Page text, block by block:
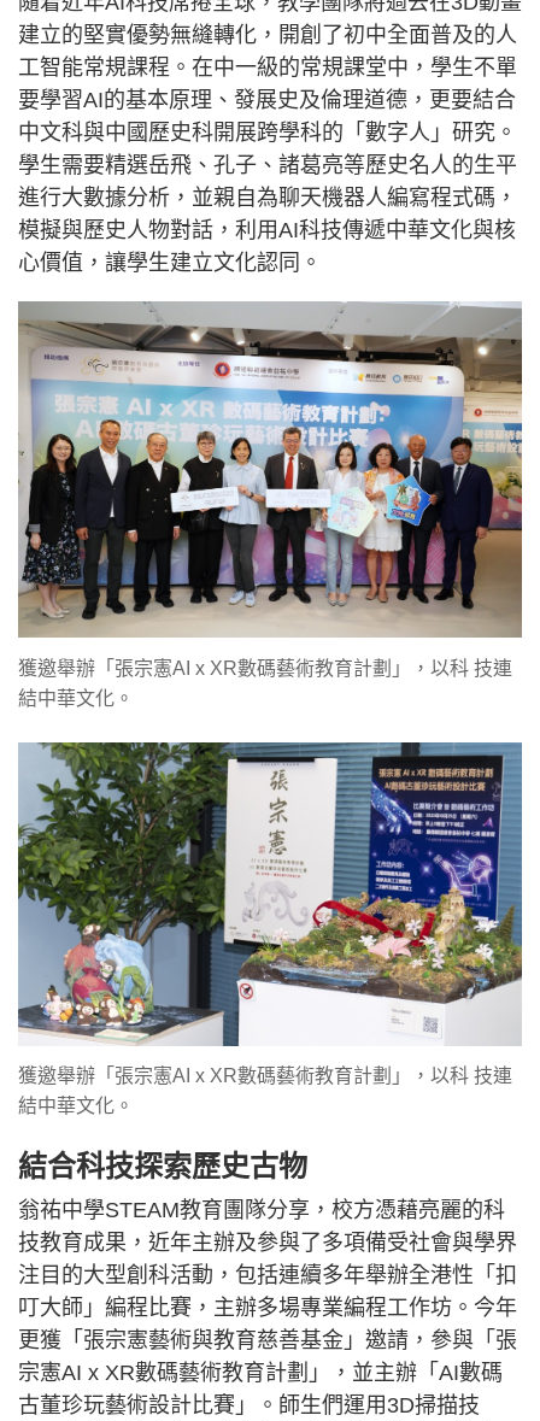
建立的堅實優勢無縫轉化，開創了初中全面普及的人
工智能常規課程。在中一級的常規課堂中，學生不單
要學習AI的基本原理、發展史及倫理道德，更要結合
中文科與中國歷史科開展跨學科的「數字人」研究。
學生需要精選岳飛、孔子、諸葛亮等歷史名人的生平
進行大數據分析，並親自為聊天機器人編寫程式碼，
模擬與歷史人物對話，利用AI科技傳遞中華文化與核
心價值，讓學生建立文化認同。
獲邀舉辦「張宗憲AI x XR數碼藝術教育計劃」，以科 技連
結中華文化。
獲邀舉辦「張宗憲AI x XR數碼藝術教育計劃」，以科 技連
結中華文化。
結合科技探索歷史古物
翁祐中學STEAM教育團隊分享，校方憑藉亮麗的科
技教育成果，近年主辦及參與了多項備受社會與學界
注目的大型創科活動，包括連續多年舉辦全港性「扣
叮大師」編程比賽，主辦多場專業編程工作坊。今年
更獲「張宗憲藝術與教育慈善基金」邀請，參與「張
宗憲AI x XR數碼藝術教育計劃」，並主辦「AI數碼
古董珍玩藝術設計比賽」。師生們運用3D掃描技